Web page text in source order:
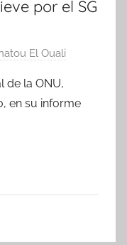
por el SG
El Ouali
de la ONU,
en su informe